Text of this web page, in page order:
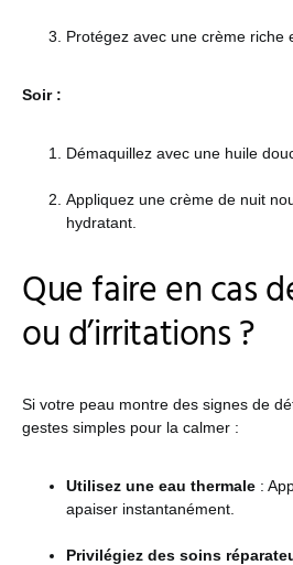
Protégez avec une crème riche
Soir :
Démaquillez avec une huile
Appliquez une crème de nuit
hydratant.
Que faire en cas
ou d’irritations ?
Si votre peau montre des signes de
gestes simples pour la calmer :
Utilisez une eau thermale :
apaiser instantanément.
Privilégiez des soins